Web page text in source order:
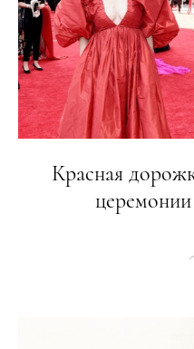
Красная
церемонии